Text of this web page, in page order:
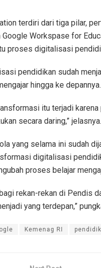
terdiri dari tiga pilar,
Workspase for
proses digitalisasi
pendidikan sudah
hingga ke depannya.
itu terjadi
secara daring,” jelasnya.
yang selama ini sudah
digitalisasi
proses belajar
rekan-rekan di Pendis
yang terdepan,”
Kemenag RI